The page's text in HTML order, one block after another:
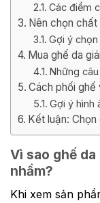
Các điểm
Nên chọn chất
Gợi ý
Mua ghế da
Những
Cách phối ghế
Gợi ý hình
Kết luận:
Vì sao ghế
nhầm?
Khi xem sản